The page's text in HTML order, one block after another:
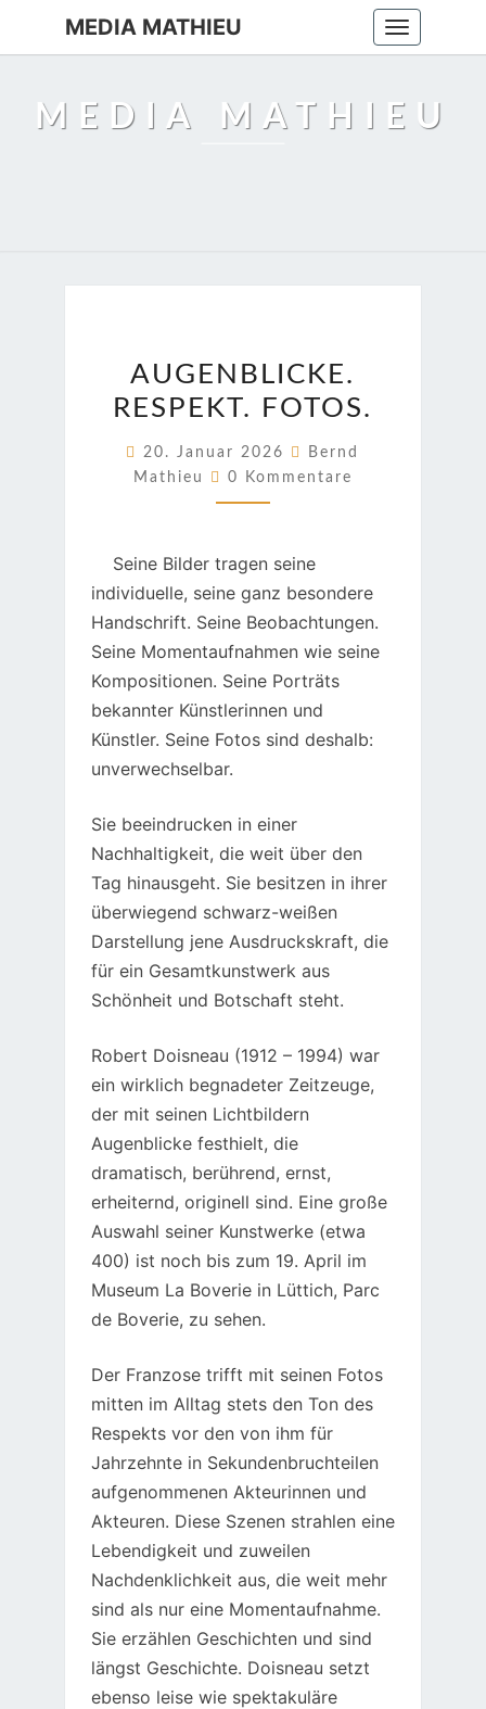
Toggle
navigation
MEDIA MATHIEU
MEDIA MATHIEU
RESPEKT.
FOTOS.
AUGENBLICKE.
RESPEKT. FOTOS.
20. Januar 2026
Bernd
Mathieu
Kommentare
0 Kommentare
Seine Bilder tragen seine
individuelle, seine ganz besondere
Handschrift. Seine Beobachtungen.
Seine Momentaufnahmen wie seine
Kompositionen. Seine Porträts
bekannter Künstlerinnen und
Künstler. Seine Fotos sind deshalb:
unverwechselbar.
Sie beeindrucken in einer
Nachhaltigkeit, die weit über den
Tag hinausgeht. Sie besitzen in ihrer
überwiegend schwarz-weißen
Darstellung jene Ausdruckskraft, die
für ein Gesamtkunstwerk aus
Schönheit und Botschaft steht.
Robert Doisneau (1912 – 1994) war
ein wirklich begnadeter Zeitzeuge,
der mit seinen Lichtbildern
Augenblicke festhielt, die
dramatisch, berührend, ernst,
erheiternd, originell sind. Eine große
Auswahl seiner Kunstwerke (etwa
400) ist noch bis zum 19. April im
Museum La Boverie in Lüttich, Parc
de Boverie, zu sehen.
Der Franzose trifft mit seinen Fotos
mitten im Alltag stets den Ton des
Respekts vor den von ihm für
Jahrzehnte in Sekundenbruchteilen
aufgenommenen Akteurinnen und
Akteuren. Diese Szenen strahlen eine
Lebendigkeit und zuweilen
Nachdenklichkeit aus, die weit mehr
sind als nur eine Momentaufnahme.
Sie erzählen Geschichten und sind
längst Geschichte. Doisneau setzt
ebenso leise wie spektakuläre